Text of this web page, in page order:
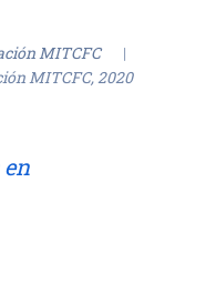
MITCFC
MITCFC, 2020